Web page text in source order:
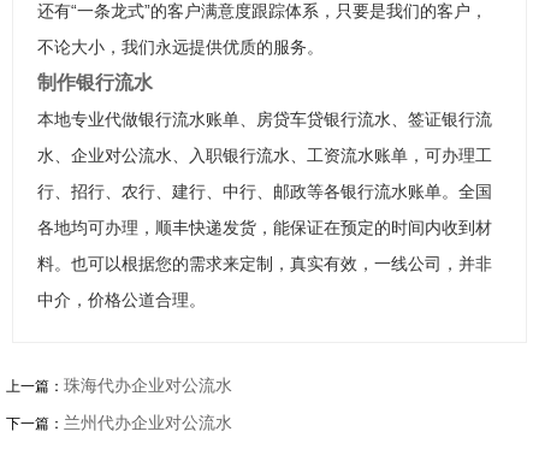
还有“一条龙式”的客户满意度跟踪体系，只要是我们的客户，
不论大小，我们永远提供优质的服务。
制作银行流水
本地专业代做银行流水账单、房贷车贷银行流水、签证银行流
水、企业对公流水、入职银行流水、工资流水账单，可办理工
行、招行、农行、建行、中行、邮政等各银行流水账单。全国
各地均可办理，顺丰快递发货，能保证在预定的时间内收到材
料。也可以根据您的需求来定制，真实有效，一线公司，并非
中介，价格公道合理。
上一篇： 珠海代办企业对公流水
下一篇： 兰州代办企业对公流水